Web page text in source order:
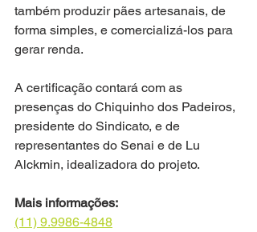
também produzir pães artesanais, de
forma simples, e comercializá-los para
gerar renda.
A certificação contará com as
presenças do Chiquinho dos Padeiros,
presidente do Sindicato, e de
representantes do Senai e de Lu
Alckmin, idealizadora do projeto.
Mais informações:
(11) 9.9986-4848